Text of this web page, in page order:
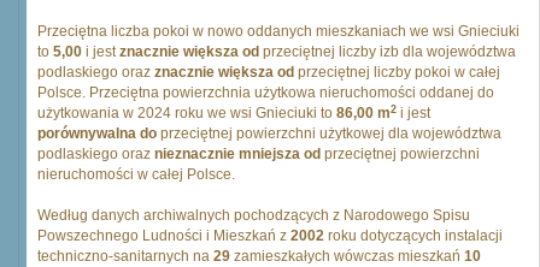
Przeciętna liczba pokoi w nowo oddanych mieszkaniach we wsi Gnieciuki
to 5,00 i jestznacznie większa od przeciętnej liczby izb dla województwa
podlaskiego oraz znacznie większa od przeciętnej liczby pokoi w całej
Polsce. Przeciętna powierzchnia użytkowa nieruchomości oddanej do
użytkowania w 2024 roku we wsi Gnieciuki to 86,00 m2 i jest
porównywalna do przeciętnej powierzchni użytkowej dla województwa
podlaskiego oraz nieznacznie mniejsza od przeciętnej powierzchni
nieruchomości w całej Polsce.
Według danych archiwalnych pochodzących z Narodowego Spisu
Powszechnego Ludności i Mieszkań z 2002 roku dotyczących instalacji
techniczno-sanitarnych na 29 zamieszkałych wówczas mieszkań 10